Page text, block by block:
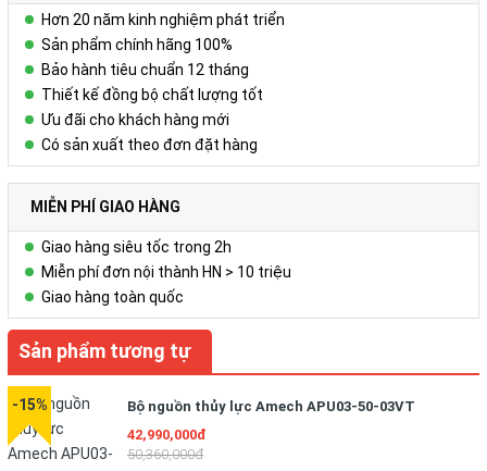
Hơn 20 năm kinh nghiệm phát triển
Sản phẩm chính hãng 100%
Bảo hành tiêu chuẩn 12 tháng
Thiết kế đồng bộ chất lượng tốt
Ưu đãi cho khách hàng mới
Có sản xuất theo đơn đặt hàng
MIỄN PHÍ GIAO HÀNG
Giao hàng siêu tốc trong 2h
Miễn phí đơn nội thành HN > 10 triệu
Giao hàng toàn quốc
Sản phẩm tương tự
-15%
Bộ nguồn thủy lực Amech APU03-50-03VT
42,990,000đ
50,360,000đ